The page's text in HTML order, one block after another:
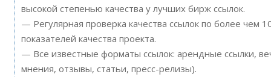
высокой степенью качества у лучших бирж ссылок.
— Регулярная проверка качества ссылок по более чем
показателей качества проекта.
— Все известные форматы ссылок: арендные ссылки,
мнения, отзывы, статьи, пресс-релизы).